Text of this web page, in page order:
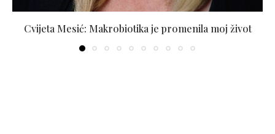
Cvijeta Mesić: Makrobiotika je promenila moj život